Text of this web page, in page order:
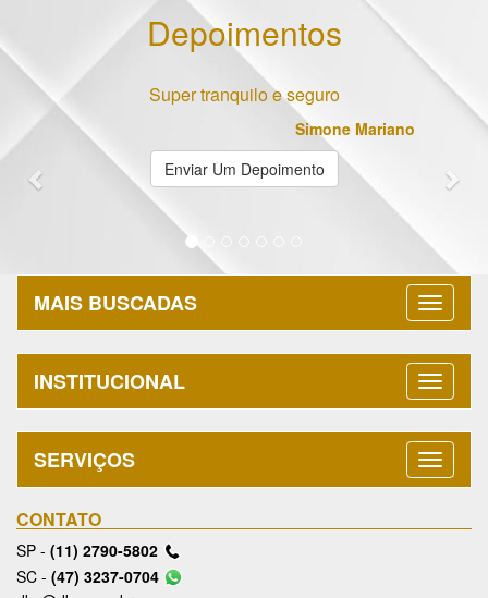
Depoimentos
Super tranquilo e seguro
Simone Mariano
Enviar Um Depoimento
MAIS BUSCADAS
INSTITUCIONAL
SERVIÇOS
CONTATO
SP - (11) 2790-5802
SC - (47) 3237-0704